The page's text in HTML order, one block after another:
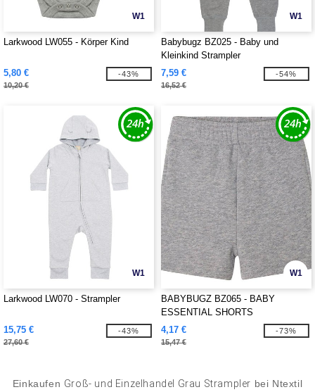
W1
Larkwood LW055 - Körper Kind
5,80 €
10,20 €
-43%
W1
Babybugz BZ025 - Baby und
Kleinkind Strampler
7,59 €
16,52 €
-54%
W1
Larkwood LW070 - Strampler
15,75 €
27,60 €
-43%
W1
BABYBUGZ BZ065 - BABY
ESSENTIAL SHORTS
4,17 €
15,47 €
-73%
Einkaufen Groß- und Einzelhandel Grau Strampler bei Ntextil